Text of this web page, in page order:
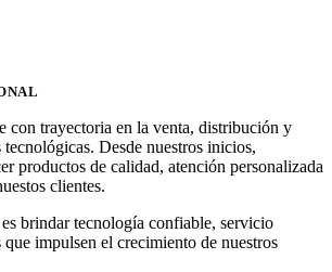
con trayectoria en la venta, distribución y
Desde nuestros inicios,
productos de calidad, atención personalizada
clientes.
brindar tecnología confiable, servicio
impulsen el crecimiento de nuestros